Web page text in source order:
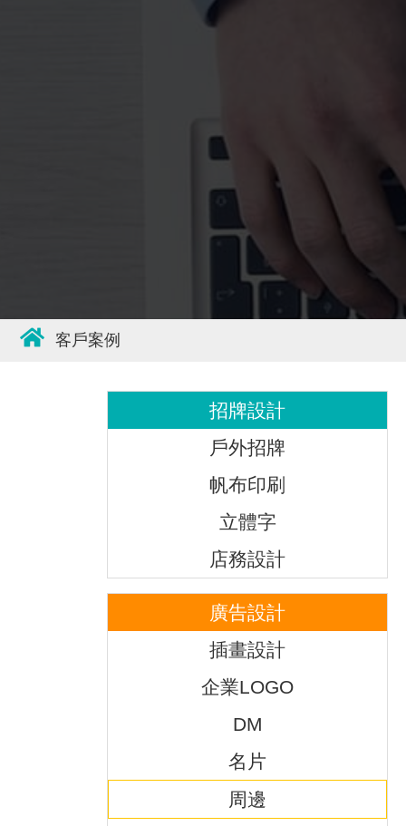
客戶案例
招牌設計
戶外招牌
帆布印刷
立體字
店務設計
廣告設計
插畫設計
企業LOGO
DM
名片
周邊